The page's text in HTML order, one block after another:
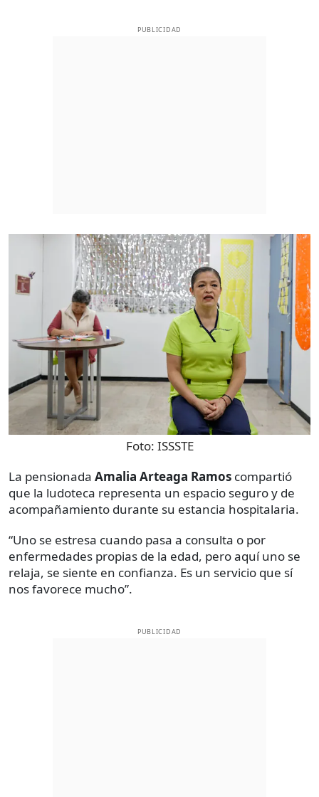
PUBLICIDAD
Foto: ISSSTE
La pensionada Amalia Arteaga Ramos compartió
que la ludoteca representa un espacio seguro y de
acompañamiento durante su estancia hospitalaria.
“Uno se estresa cuando pasa a consulta o por
enfermedades propias de la edad, pero aquí uno se
relaja, se siente en confianza. Es un servicio que sí
nos favorece mucho”.
PUBLICIDAD